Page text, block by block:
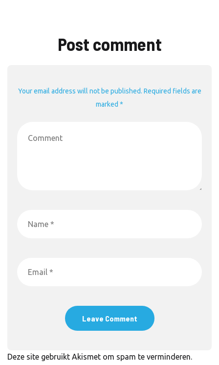
Post comment
Your email address will not be published. Required fields are
marked *
Deze site gebruikt Akismet om spam te verminderen.